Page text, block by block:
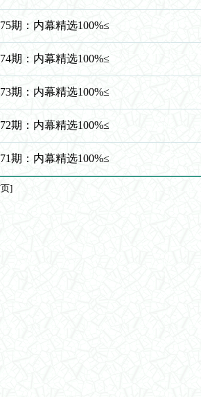
期：内幕精选100%≤
期：内幕精选100%≤
期：内幕精选100%≤
期：内幕精选100%≤
期：内幕精选100%≤
]